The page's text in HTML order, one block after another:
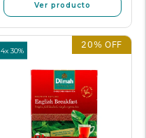
Ver producto
4x 30% 20% OFF